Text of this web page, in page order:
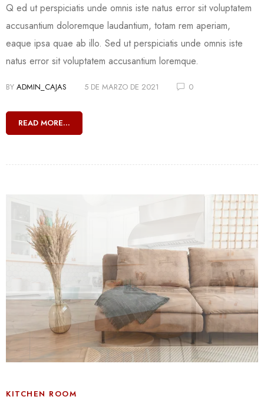
Q ed ut perspiciatis unde omnis iste natus error sit voluptatem
accusantium doloremque laudantium, totam rem aperiam,
eaque ipsa quae ab illo. Sed ut perspiciatis unde omnis iste
natus error sit voluptatem accusantium loremque.
BY ADMIN_CAJAS 5 DE MARZO DE 2021 0
READ MORE...
KITCHEN ROOM